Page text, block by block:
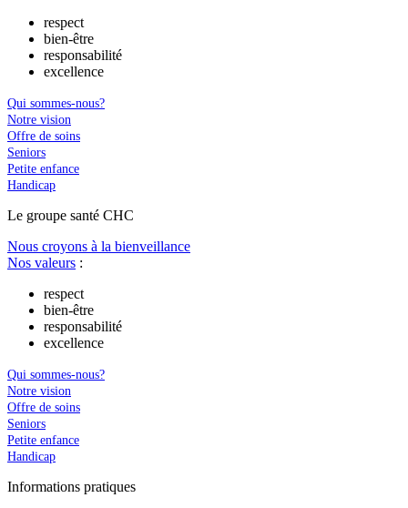
respect
bien-être
responsabilité
excellence
Qui sommes-nous?
Notre vision
Offre de soins
Seniors
Petite enfance
Handicap
Le groupe santé CHC
Nous croyons à la bienveillance
Nos valeurs :
respect
bien-être
responsabilité
excellence
Qui sommes-nous?
Notre vision
Offre de soins
Seniors
Petite enfance
Handicap
Informations pratiques